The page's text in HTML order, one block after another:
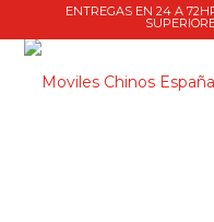
ENTREGAS EN 24 A